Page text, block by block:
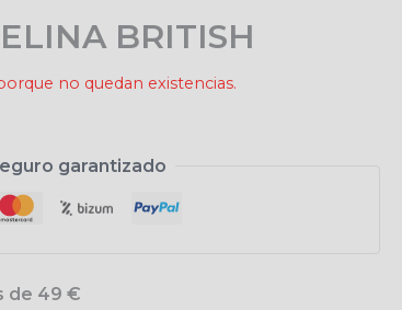
BRITISH
no quedan existencias.
garantizado
de 49 €